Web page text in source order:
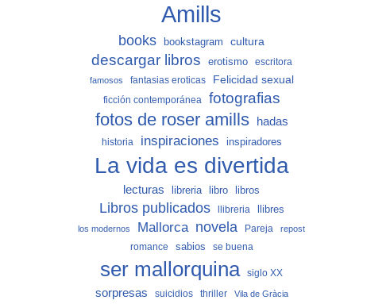
Amills
books bookstagram cultura
descargar libros erotismo escritora
famosos fantasias eroticas Felicidad sexual
ficción contemporánea fotografias
fotos de roser amills hadas
historia inspiraciones inspiradores
La vida es divertida
lecturas libreria libro libros
Libros publicados llibreria llibres
los modernos Mallorca novela Pareja repost
romance sabios se buena
ser mallorquina siglo XX
sorpresas suicidios thriller
Vila de Gràcia